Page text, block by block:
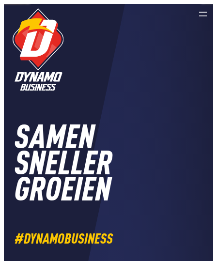
SAMEN
SNELLER
GROEIEN
#DYNAMOBUSINESS